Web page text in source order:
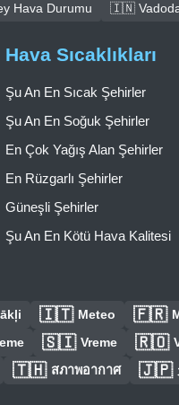
Hava Durumu 🇮🇳
Hava Sıcaklıkları
Şu An En Sıcak Şehirler
Şu An En Soğuk Şehirler
En Çok Yağış Alan Şehirler
En Rüzgarlı Şehirler
Güneşli Şehirler
Şu An En Kötü Hava Kalitesi
🇮🇹 Meteo 🇫🇷
🇸🇮 Vreme 🇷🇴
🇹🇭 สภาพอากาศ 🇯🇵